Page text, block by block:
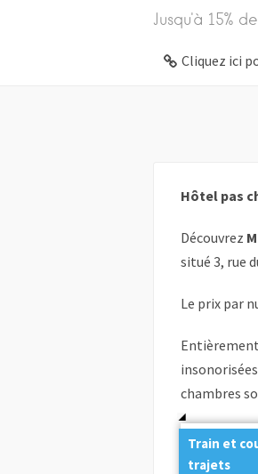
Jusqu'à 15%
Cliquez ici
Hôtel pas
Découvrez
situé 3, rue
Le prix par
chambres
Train et
trajets